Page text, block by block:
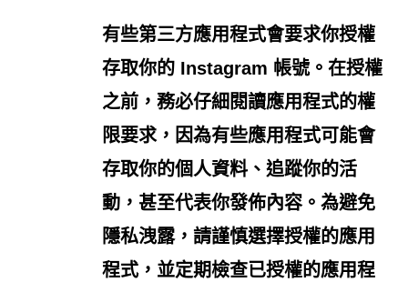
有些第三方應用程式會要求你授權
存取你的 Instagram 帳號。 在授權
之前，務必仔細閱讀應用程式的權
限要求，因為有些應用程式可能會
存取你的個人資料、追蹤你的活
動，甚至代表你發佈內容。為避免
隱私洩露，請謹慎選擇授權的應用
程式，並定期檢查已授權的應用程